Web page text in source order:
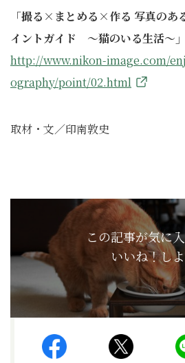
「撮る×まとめる×作る 写真の
イントガイド ～猫のいる生活～
http://www.nikon-image.com/
ography/point/02.html
取材・文／印南敦史
この記事が気に
いいね！し